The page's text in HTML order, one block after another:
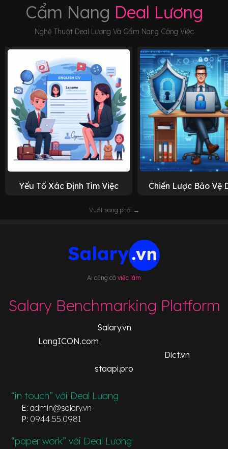
Cẩm Nang Deal Lương
Nghệ Thuật Deal Lương Và Cẩm Nang Công Việc
Yếu Tố Xác Định Tìm Việc Chiến Lược Bảo Vệ
Vuốt sang phải →
Ai cũng có việc làm
Salary Benchmarking Platform
Salary.vn
LangICON.com
Dict.vn
staapi.pro
“in touch” với Deal Lương
E: admin@salary.vn
P: 0944.55.0981
“paper work” với Deal Lương